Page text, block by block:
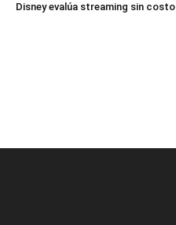
Disney evalúa streaming sin costo